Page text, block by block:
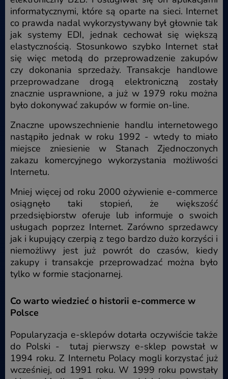
informatycznymi, które są oparte na sieci. Internet
co prawda nadal wykorzystywany był głownie tak
jak systemy EDI, jednak cechował się większą
elastycznością. Stosunkowo szybko Internet stał
się więc metodą do przeprowadzenie zakupów
czy dokonania sprzedaży. Transakcje handlowe
przeprowadzane drogą elektroniczną zostały
znacznie usprawnione, a już w 1979 roku można
było dokonywać zakupów w formie on-line.
Znaczne upowszechnienie handlu internetowego
nastąpiło jednak w roku 1992 - wtedy to miało
miejsce zniesienie w Stanach Zjednoczonych
zakazu komercyjnego wykorzystania możliwości
Internetu.
Mniej więcej od roku 2000 ożywienie e-commerce
osiągnęło taki stopień, że większość
przedsiębiorstw oferuje lub informuje o swoich
usługach poprzez Internet. Zarówno sprzedawcy
jak i kupujący czerpią z tego bardzo dużo korzyści i
niemożliwy jest już powrót do czasów, kiedy
zakupy i transakcje przeprowadzać można było
tylko w formie stacjonarnej.
Co warto wiedzieć o historii e-commerce w
Polsce
Popularyzacja e-sklepów dotarła oczywiście także
do Polski - tutaj pierwszy e-sklep powstał w
1994 roku. Z Internetu Polacy mogli korzystać już
wcześniej, od 1991 roku. W 1999 roku powstały